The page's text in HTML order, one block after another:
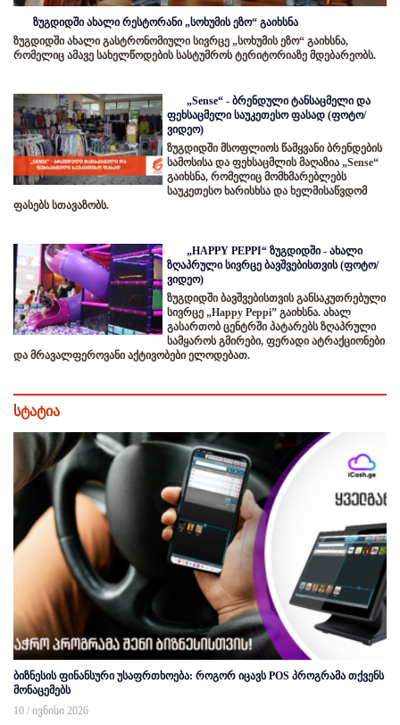
ზუგდიდში ახალი რესტორანი „სოხუმის ეზო“ გაიხსნა
ზუგდიდში ახალი გასტრონომიული სივრცე „სოხუმის ეზო“ გაიხსნა,
რომელიც ამავე სახელწოდების სასტუმროს ტერიტორიაზე მდებარეობს.
„Sense“ - ბრენდული ტანსაცმელი და
ფეხსაცმელი საუკეთესო ფასად (ფოტო/
ვიდეო)
ზუგდიდში მსოფლიოს წამყვანი ბრენდების
სამოსისა და ფეხსაცმლის მაღაზია „Sense“
გაიხსნა, რომელიც მომხმარებლებს
საუკეთესო ხარისხსა და ხელმისაწვდომ
ფასებს სთავაზობს.
„HAPPY PEPPI“ ზუგდიდში - ახალი
ზღაპრული სივრცე ბავშვებისთვის (ფოტო/
ვიდეო)
ზუგდიდში ბავშვებისთვის განსაკუთრებული
სივრცე „Happy Peppi” გაიხსნა. ახალ
გასართობ ცენტრში პატარებს ზღაპრული
სამყაროს გმირები, ფერადი ატრაქციონები
და მრავალფეროვანი აქტივობები ელოდებათ.
სტატია
ბიზნესის ფინანსური უსაფრთხოება: როგორ იცავს POS პროგრამა თქვენს
მონაცემებს
10 / ივნისი 2026